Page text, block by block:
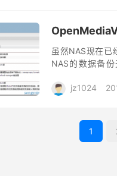
虽然NAS现在已
NAS的数据备
jz1024
1